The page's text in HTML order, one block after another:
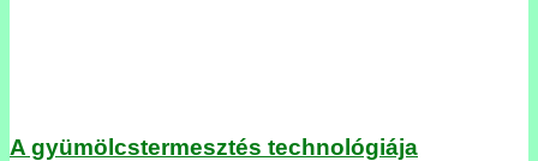
A gyümölcstermesztés technológiája